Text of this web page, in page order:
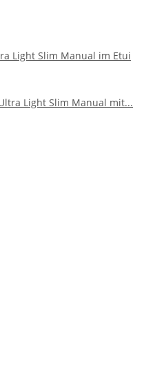
Light Slim Manual im Etui